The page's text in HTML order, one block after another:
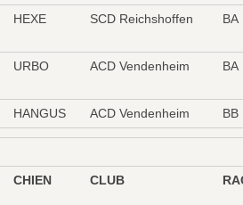
HEXE SCD Reichshoffen BA
URBO ACD Vendenheim BA
HANGUS ACD Vendenheim BB
CHIEN CLUB